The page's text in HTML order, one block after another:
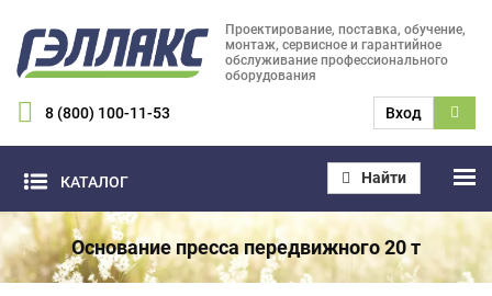
Проектирование, поставка, обучение,
монтаж, сервисное и гарантийное
обслуживание профессионального
оборудования
8 (800) 100-11-53 Вход
КАТАЛОГ Найти
Основание пресса передвижного 20 т